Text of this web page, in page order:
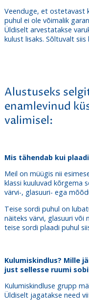
Veenduge, et ostetavast
puhul ei ole võimalik
Üldiselt arvestatakse
kulust lisaks. Sõltuvalt
Alustuseks
enamlevinud
valimisel:
Mis tähendab kui
Meil on müügis nii
klassi kuuluvad kõrgema
värvi-, glasuuri- ega
Teise sordi puhul on
näiteks värvi, glasuuri või
teise sordi plaadi puhul
Kulumiskindlus? Mille
just sellesse ruumi
Kulumiskindluse grupp
Üldiselt jagatakse need